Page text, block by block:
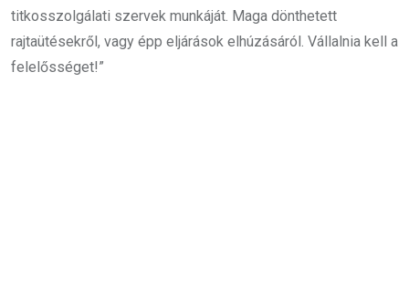
titkosszolgálati szervek munkáját. Maga dönthetett
rajtaütésekről, vagy épp eljárások elhúzásáról. Vállalnia kell a
felelősséget!”